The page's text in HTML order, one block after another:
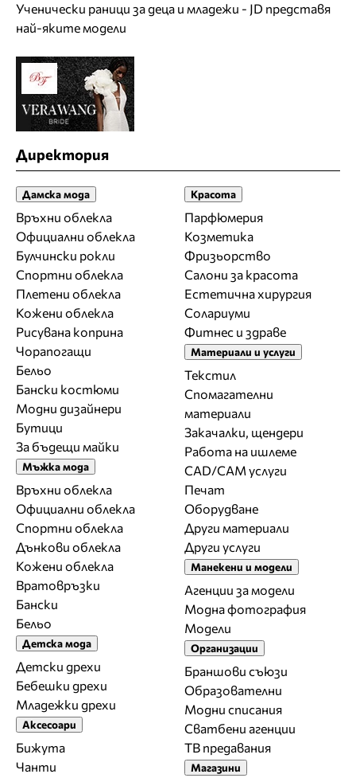
Ученически раници за деца и младежи - JD представя
най-яките модели
Директория
Дамска мода
Връхни облекла
Официални облекла
Булчински рокли
Спортни облекла
Плетени облекла
Кожени облекла
Рисувана коприна
Чорапогащи
Бельо
Бански костюми
Модни дизайнери
Бутици
За бъдещи майки
Мъжка мода
Връхни облекла
Официални облекла
Спортни облекла
Дънкови облекла
Кожени облекла
Вратовръзки
Бански
Бельо
Детска мода
Детски дрехи
Бебешки дрехи
Младежки дрехи
Аксесоари
Бижута
Чанти
Красота
Парфюмерия
Козметика
Фризьорство
Салони за красота
Естетична хирургия
Солариуми
Фитнес и здраве
Материали и услуги
Текстил
Спомагателни
материали
Закачалки, щендери
Работа на ишлеме
CAD/CAM услуги
Печат
Оборудване
Други материали
Други услуги
Манекени и модели
Агенции за модели
Модна фотография
Модели
Организации
Браншови съюзи
Образователни
Модни списания
Сватбени агенции
ТВ предавания
Магазини